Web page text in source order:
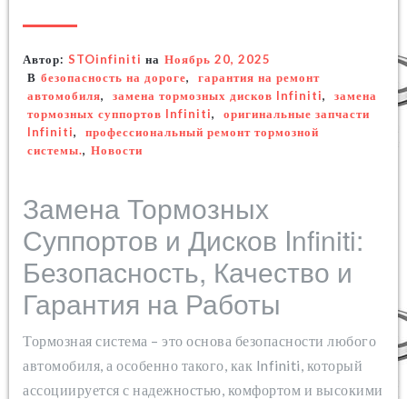
Автор: STOinfiniti на Ноябрь 20, 2025
В безопасность на дороге,
гарантия на ремонт
автомобиля, замена тормозных дисков Infiniti,
замена
тормозных суппортов Infiniti,
оригинальные запчасти
Infiniti,
профессиональный ремонт тормозной
системы., Новости
Замена Тормозных
Суппортов и Дисков Infiniti:
Безопасность, Качество и
Гарантия на Работы
Тормозная система – это основа безопасности любого
автомобиля, а особенно такого, как Infiniti, который
ассоциируется с надежностью, комфортом и высокими